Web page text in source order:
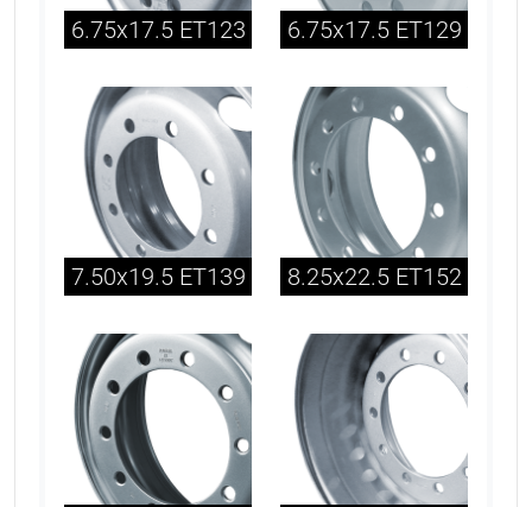
6.75x17.5 ET123 6.75x17.5 ET129
7.50x19.5 ET139 8.25x22.5 ET152